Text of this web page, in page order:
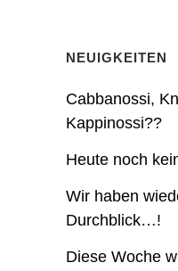
NEUIGKEITEN
Cabbanossi,
Kappinossi??
Heute noch
Wir haben
Durchblick…!
Diese Woche